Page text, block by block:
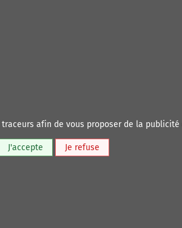
afin de vous proposer de la
J'accepte Je refuse